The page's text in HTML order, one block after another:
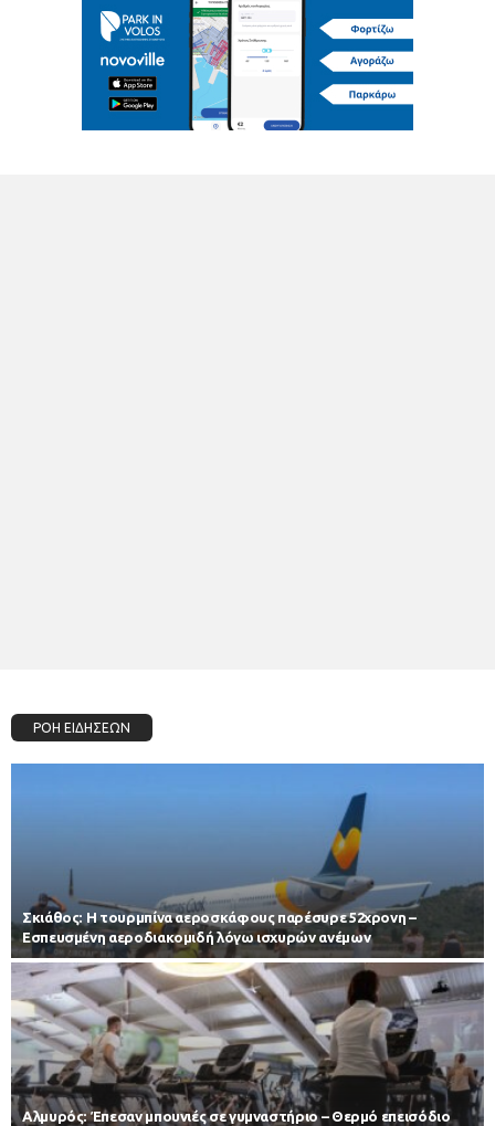
ΡΟΗ ΕΙΔΗΣΕΩΝ
Σκιάθος: Η τουρμπίνα αεροσκάφους παρέσυρε 52χρονη –
Εσπευσμένη αεροδιακομιδή λόγω ισχυρών ανέμων
Αλμυρός: Έπεσαν μπουνιές σε γυμναστήριο – Θερμό επεισόδιο